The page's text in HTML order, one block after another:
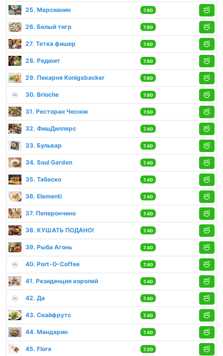
25. Марсианин 7.60
26. Белый тигр 7.60
27. Тетка фишер 7.60
28. Редюит 7.60
29. Пекарня Konigsbacker 7.60
30. Brioche 7.60
31. Ресторан Чеснок 7.60
32. ФишДиллерс 7.40
33. Бульвар 7.40
34. Soul Garden 7.40
35. Табаско 7.40
36. Elementi 7.40
37. Пеперончино 7.40
38. КУШАТЬ ПОДАНО! 7.40
39. Рыба Агонь 7.40
40. Port-O-Coffee 7.40
41. Резиденция королей 7.40
42. Да 7.40
43. Скайфрутс 7.40
44. Мандарин 7.40
45. Flora 7.20